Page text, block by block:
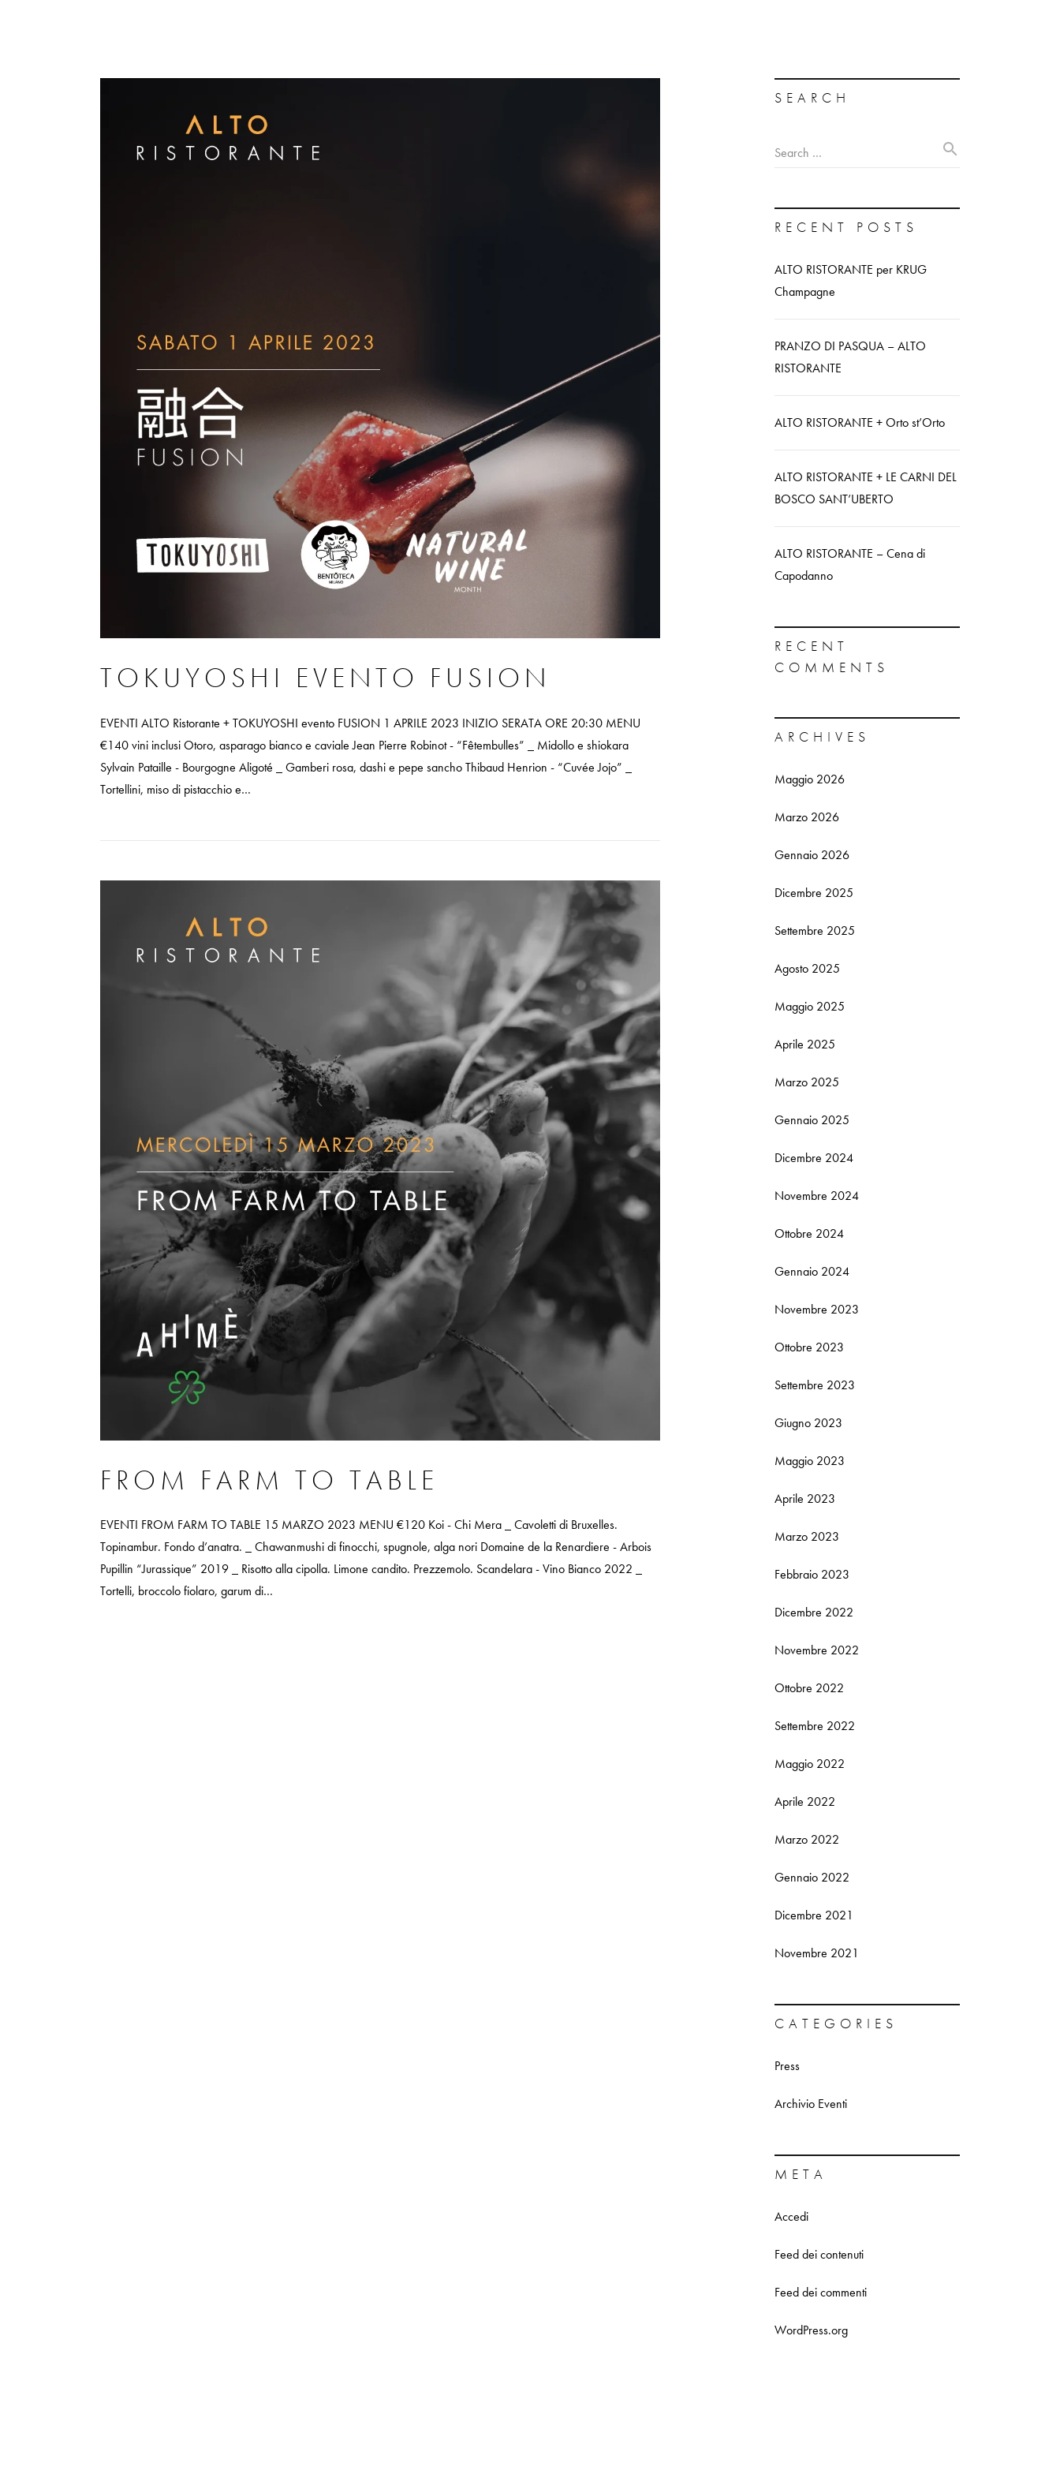
TOKUYOSHI EVENTO FUSION
EVENTI ALTO Ristorante + TOKUYOSHI evento FUSION 1 APRILE 2023 INIZIO SERATA ORE 20:30 MENU
€140 vini inclusi Otoro, asparago bianco e caviale Jean Pierre Robinot - “Fêtembulles” _ Midollo e shiokara
Sylvain Pataille - Bourgogne Aligoté _ Gamberi rosa, dashi e pepe sancho Thibaud Henrion - “Cuvée Jojo” _
Tortellini, miso di pistacchio e…
FROM FARM TO TABLE
EVENTI FROM FARM TO TABLE 15 MARZO 2023 MENU €120 Koi - Chi Mera _ Cavoletti di Bruxelles.
Topinambur. Fondo d’anatra. _ Chawanmushi di finocchi, spugnole, alga nori Domaine de la Renardiere - Arbois
Pupillin “Jurassique” 2019 _ Risotto alla cipolla. Limone candito. Prezzemolo. Scandelara - Vino Bianco 2022 _
Tortelli, broccolo fiolaro, garum di…
SEARCH
Search … search
RECENT POSTS
ALTO RISTORANTE per KRUG
Champagne
PRANZO DI PASQUA – ALTO
RISTORANTE
ALTO RISTORANTE + Orto st’Orto
ALTO RISTORANTE + LE CARNI DEL
BOSCO SANT’UBERTO
ALTO RISTORANTE – Cena di
Capodanno
RECENT
COMMENTS
ARCHIVES
Maggio 2026
Marzo 2026
Gennaio 2026
Dicembre 2025
Settembre 2025
Agosto 2025
Maggio 2025
Aprile 2025
Marzo 2025
Gennaio 2025
Dicembre 2024
Novembre 2024
Ottobre 2024
Gennaio 2024
Novembre 2023
Ottobre 2023
Settembre 2023
Giugno 2023
Maggio 2023
Aprile 2023
Marzo 2023
Febbraio 2023
Dicembre 2022
Novembre 2022
Ottobre 2022
Settembre 2022
Maggio 2022
Aprile 2022
Marzo 2022
Gennaio 2022
Dicembre 2021
Novembre 2021
CATEGORIES
Press
Archivio Eventi
META
Accedi
Feed dei contenuti
Feed dei commenti
WordPress.org